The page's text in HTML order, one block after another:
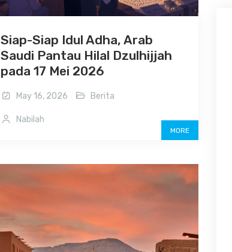
Siap-Siap Idul Adha, Arab
Saudi Pantau Hilal Dzulhijjah
pada 17 Mei 2026
May 16, 2026 Berita
Nabilah
MORE